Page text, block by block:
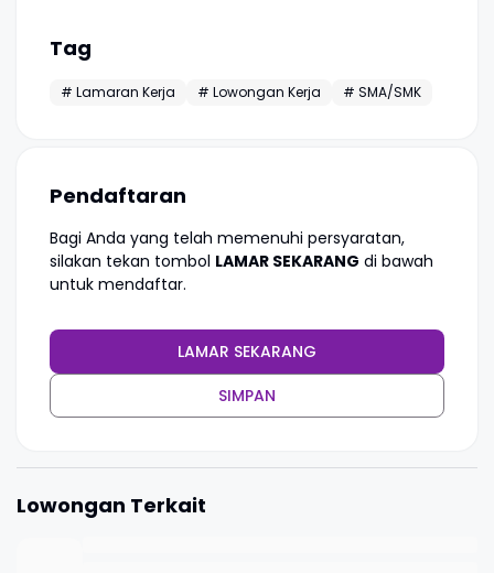
Tag
# Lamaran Kerja # Lowongan Kerja # SMA/SMK
Pendaftaran
Bagi Anda yang telah memenuhi persyaratan,
silakan tekan tombol LAMAR SEKARANG di bawah
untuk mendaftar.
LAMAR SEKARANG
SIMPAN
Lowongan Terkait